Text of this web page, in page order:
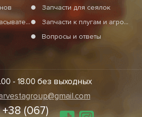
Запчасти для сеялок
удобрений
Запчасти к плугам и агротехнике
Вопросы и ответы
- 18.00 без выходных
+38 (067)